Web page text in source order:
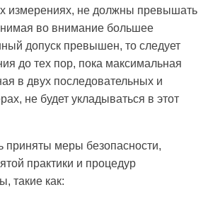
измерениях, не должны превышать
во внимание большее
допуск превышен, то следует
до тех пор, пока максимальная
в двух последовательных и
не будет укладываться в этот
меры безопасности,
практики и процедур
такие как: